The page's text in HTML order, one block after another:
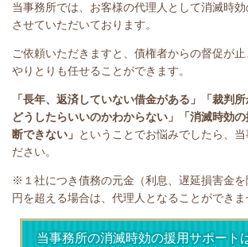
当事務所では、お客様の代理人として消滅時
させていただいております。
ご依頼いただきますと、債権者からの督促が
やりとりも任せることができます。
「長年、返済していない借金がある」
「裁判
どうしたらいいのかわからない」「消滅時効
断できない」 ということでお悩みでしたら、当
ださい。
※１社につき債務の元金（利息、遅延損害金
円を超える場合は、代理人となることができま
当事務所の消滅時効の援用サポート